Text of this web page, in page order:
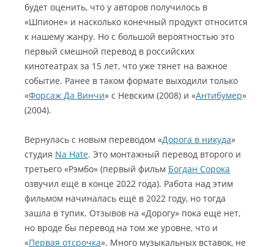
будет оценить, что у авторов получилось в
«Шпионе» и насколько конечный продукт относится
к нашему жанру. Но с большой вероятностью это
первый смешной перевод в российских
кинотеатрах за 15 лет, что уже тянет на важное
событие. Ранее в таком формате выходили только
«Форсаж Да Винчи» с Невским (2008) и «Антибумер»
(2004).
Вернулась с новым переводом «Дорога в никуда»
студия Na Hate. Это монтажный перевод второго и
третьего «Рэмбо» (первый фильм Богдан Сорока
озвучил ещё в конце 2022 года). Работа над этим
фильмом начиналась ещё в 2022 году, но тогда
зашла в тупик. Отзывов на «Дорогу» пока ещё нет,
но вроде бы перевод на том же уровне, что и
«Первая отсрочка». Много музыкальных вставок, не